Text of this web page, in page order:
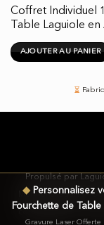
Coffret Individuel
Table Laguiole
AJOUTER AU PANIER
⏳
Propulsé par
Mentions légales-
◆ Personnalisez
Fourchette de
Gravure Laser